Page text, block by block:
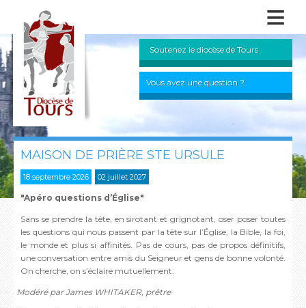
≡
Soutenez le diocèse de Tours
Vous avez une question ?
MAISON DE PRIÈRE STE URSULE
18 septembre 2026 02 juillet 2027
"Apéro questions d’Église"
Sans se prendre la tête, en sirotant et grignotant, oser poser toutes
les questions qui nous passent par la tête sur l’Église, la Bible, la foi,
le monde et plus si affinités. Pas de cours, pas de propos définitifs,
une conversation entre amis du Seigneur et gens de bonne volonté.
On cherche, on s’éclaire mutuellement.
· Modéré par James WHITAKER, prêtre